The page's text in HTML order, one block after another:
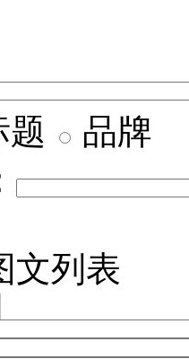
题
品牌